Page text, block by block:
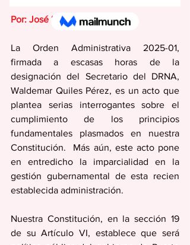
Por: José “Conny” Varela
La Orden Administrativa 2025-01,
firmada a escasas horas de la
designación del Secretario del DRNA,
Waldemar Quiles Pérez, es un acto que
plantea serias interrogantes sobre el
cumplimiento de los principios
fundamentales plasmados en nuestra
Constitución.  Más aún, este acto pone
en entredicho la imparcialidad en la
gestión gubernamental de esta recien
establecida administración.
Nuestra Constitución, en la sección 19
de su Artículo VI, establece que será